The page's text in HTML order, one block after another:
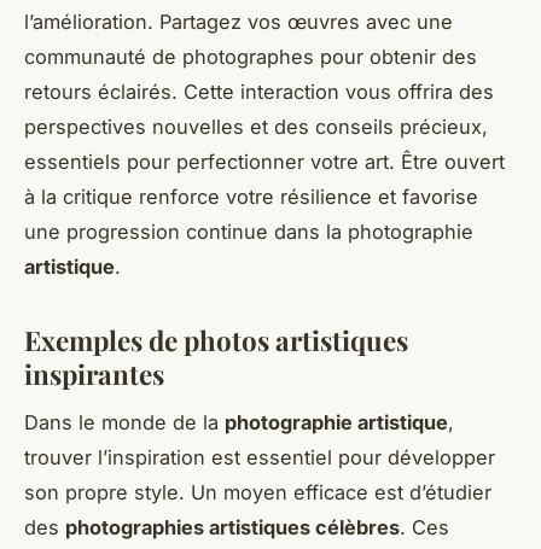
l’amélioration. Partagez vos œuvres avec une
communauté de photographes pour obtenir des
retours éclairés. Cette interaction vous offrira des
perspectives nouvelles et des conseils précieux,
essentiels pour perfectionner votre art. Être ouvert
à la critique renforce votre résilience et favorise
une progression continue dans la photographie
artistique.
Exemples de photos artistiques
inspirantes
Dans le monde de la photographie artistique,
trouver l’inspiration est essentiel pour développer
son propre style. Un moyen efficace est d’étudier
des photographies artistiques célèbres. Ces